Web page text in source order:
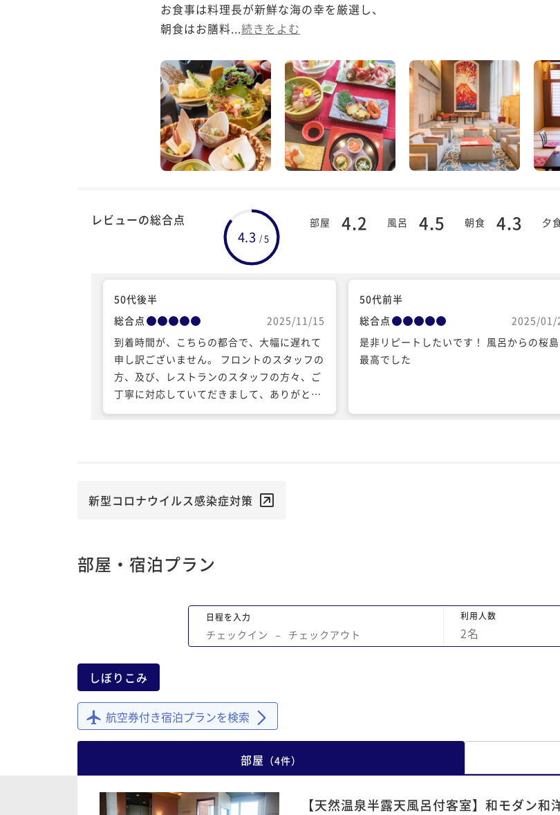
お食事は料理長が新鮮な海の幸を厳選し、
朝食はお膳料...続きをよむ
レビューの総合点
4.3 /5
部屋 4.2 風呂 4.5 朝食 4.3 夕
50代後半
総合点
2025/11/15
到着時間が、こちらの都合で、大幅に遅れて
申し訳ございません。 フロントのスタッフの
方、及び、レストランのスタッフの方々、ご
丁寧に対応していてだきまして、ありがとう
ございます。 宿泊部屋から見える、鹿児島湾
お手伝いして頂き、ありがとうございまし
50代前半
総合点
2025/01/
是非リピートしたいです！ 風呂からの桜島
最高でした
新型コロナウイルス感染症対策
部屋・宿泊プラン
日程を入力
チェックイン − チェックアウト
利用人数
2名
しぼりこみ
航空券付き宿泊プランを検索
部屋 （4件）
【天然温泉半露天風呂付客室】和モダン和